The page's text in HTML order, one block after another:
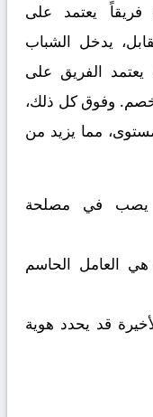
يعتمد على
يدخل الشباب
يعتمد الفريق على
وفوق كل ذلك،
مما يزيد من
يصب في مصلحة
هي العامل الحاسم
قد يحدد هوية